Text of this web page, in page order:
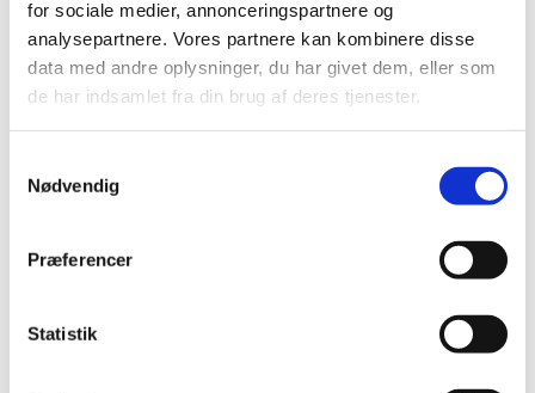
for sociale medier, annonceringspartnere og
analysepartnere. Vores partnere kan kombinere disse
data med andre oplysninger, du har givet dem, eller som
de har indsamlet fra din brug af deres tjenester.
Nødvendig
Præferencer
Statistik